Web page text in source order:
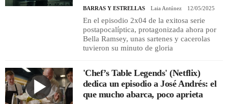
BARRAS Y ESTRELLAS Laia Antúnez 12/05/2025
En el episodio 2x04 de la exitosa serie
postapocalíptica, protagonizada ahora por
Bella Ramsey, unas sartenes y cacerolas
tuvieron su minuto de gloria
'Chef’s Table Legends' (Netflix)
dedica un episodio a José Andrés: el
que mucho abarca, poco aprieta